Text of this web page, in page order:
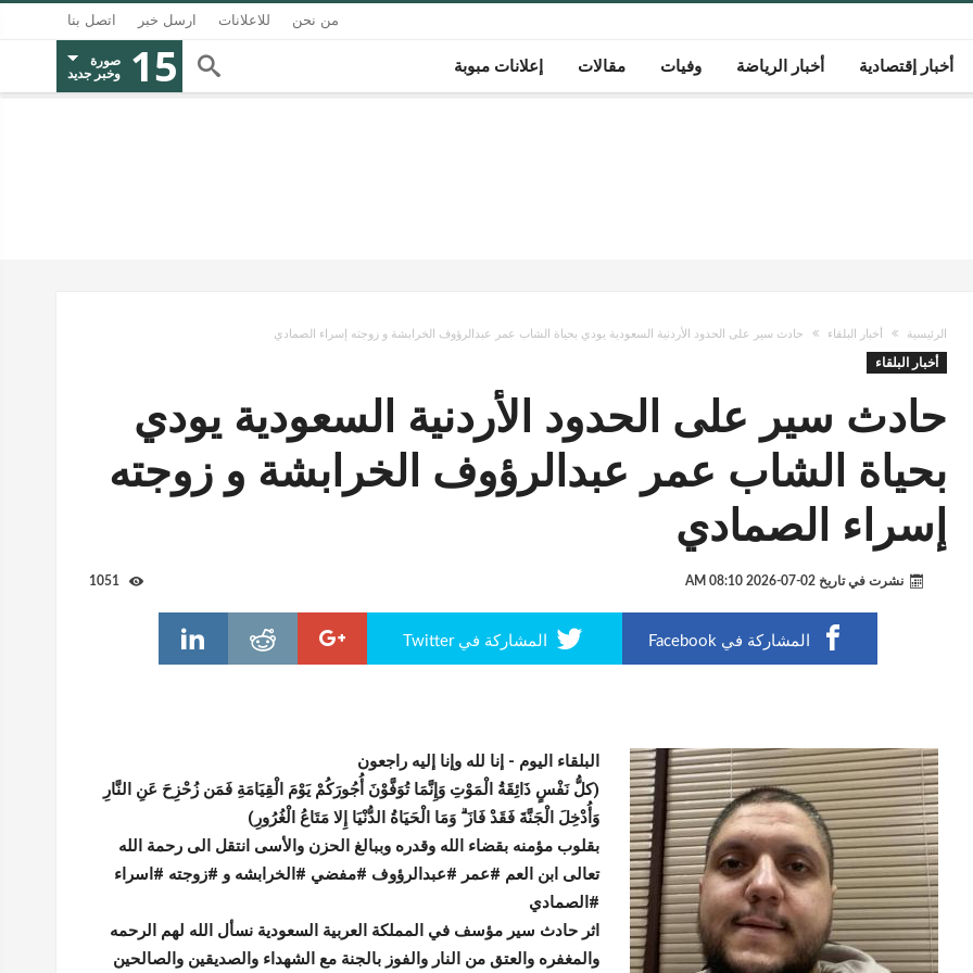
من نحن للاعلانات ارسل خبر اتصل بنا
أخبار إقتصادية أخبار الرياضة وفيات مقالات إعلانات مبوبة 15 صورة
وخبر جديد
الرئيسية أخبار البلقاء حادث سير على الحدود الأردنية السعودية يودي بحياة الشاب عمر عبدالرؤوف الخرابشة و زوجته إسراء الصمادي
أخبار البلقاء
حادث سير على الحدود الأردنية السعودية يودي
بحياة الشاب عمر عبدالرؤوف الخرابشة و زوجته
إسراء الصمادي
نشرت في تاريخ 02-07-2026 08:10 AM
المشاركة في Facebook المشاركة في Twitter
البلقاء اليوم - إنا لله وإنا إليه راجعون
(كلُّ نَفْسٍ ذَائِقَةُ الْمَوْتِ وَإِنَّمَا تُوَفَّوْنَ أُجُورَكُمْ يَوْمَ الْقِيَامَةِ فَمَن زُحْزِحَ عَنِ النَّارِ
وَأُدْخِلَ الْجَنَّةَ فَقَدْ فَازَ ۗ وَمَا الْحَيَاةُ الدُّنْيَا إِلا مَتَاعُ الْغُرُورِ)
بقلوب مؤمنه بقضاء الله وقدره وببالغ الحزن والأسى انتقل الى رحمة الله
تعالى ابن العم #عمر #عبدالرؤوف #مفضي #الخرابشه و #زوجته #اسراء
#الصمادي
اثر حادث سير مؤسف في المملكة العربية السعودية نسأل الله لهم الرحمه
والمغفره والعتق من النار والفوز بالجنة مع الشهداء والصديقين والصالحين